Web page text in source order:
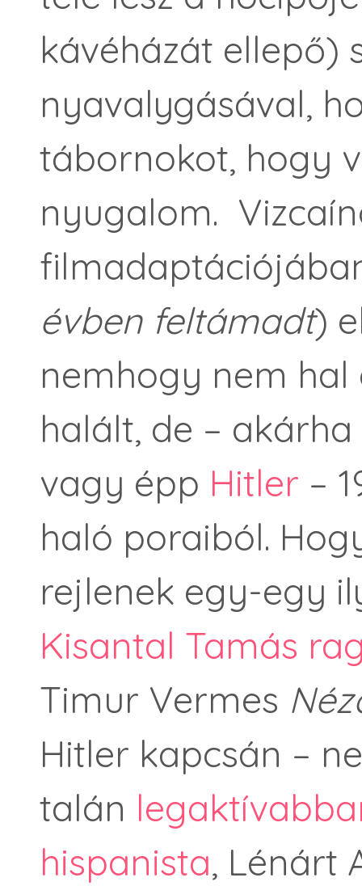
kávéházát ellepő)
nyavalygásával,
tábornokot, hogy
nyugalom.
évben feltámadt)
nemhogy nem
halált, de –
vagy épp Hitler –
haló poraiból.
rejlenek egy-egy
Kisantal Tamás
Timur Vermes
Hitler kapcsán –
talán
hispanista, Lénárt